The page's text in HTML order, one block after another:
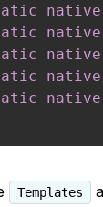
native
native
native
native
native
Templates